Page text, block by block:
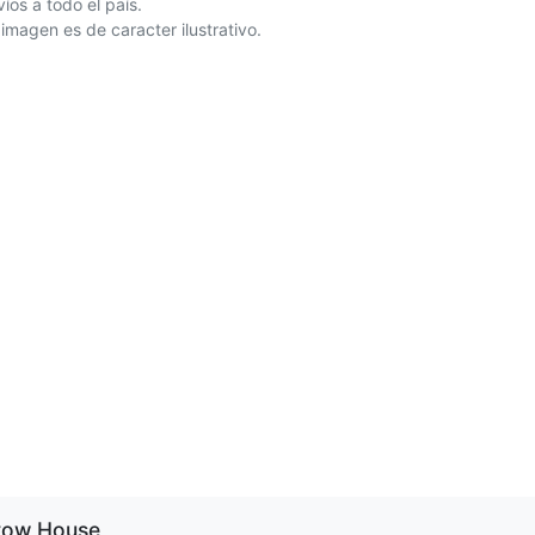
a todo el país.
es de caracter ilustrativo.
House